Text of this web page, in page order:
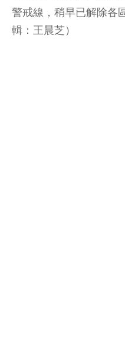
警戒線，稍早已解除各
輯：王晨芝）